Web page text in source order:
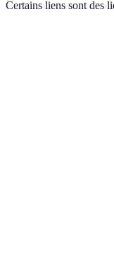
Certains liens sont des